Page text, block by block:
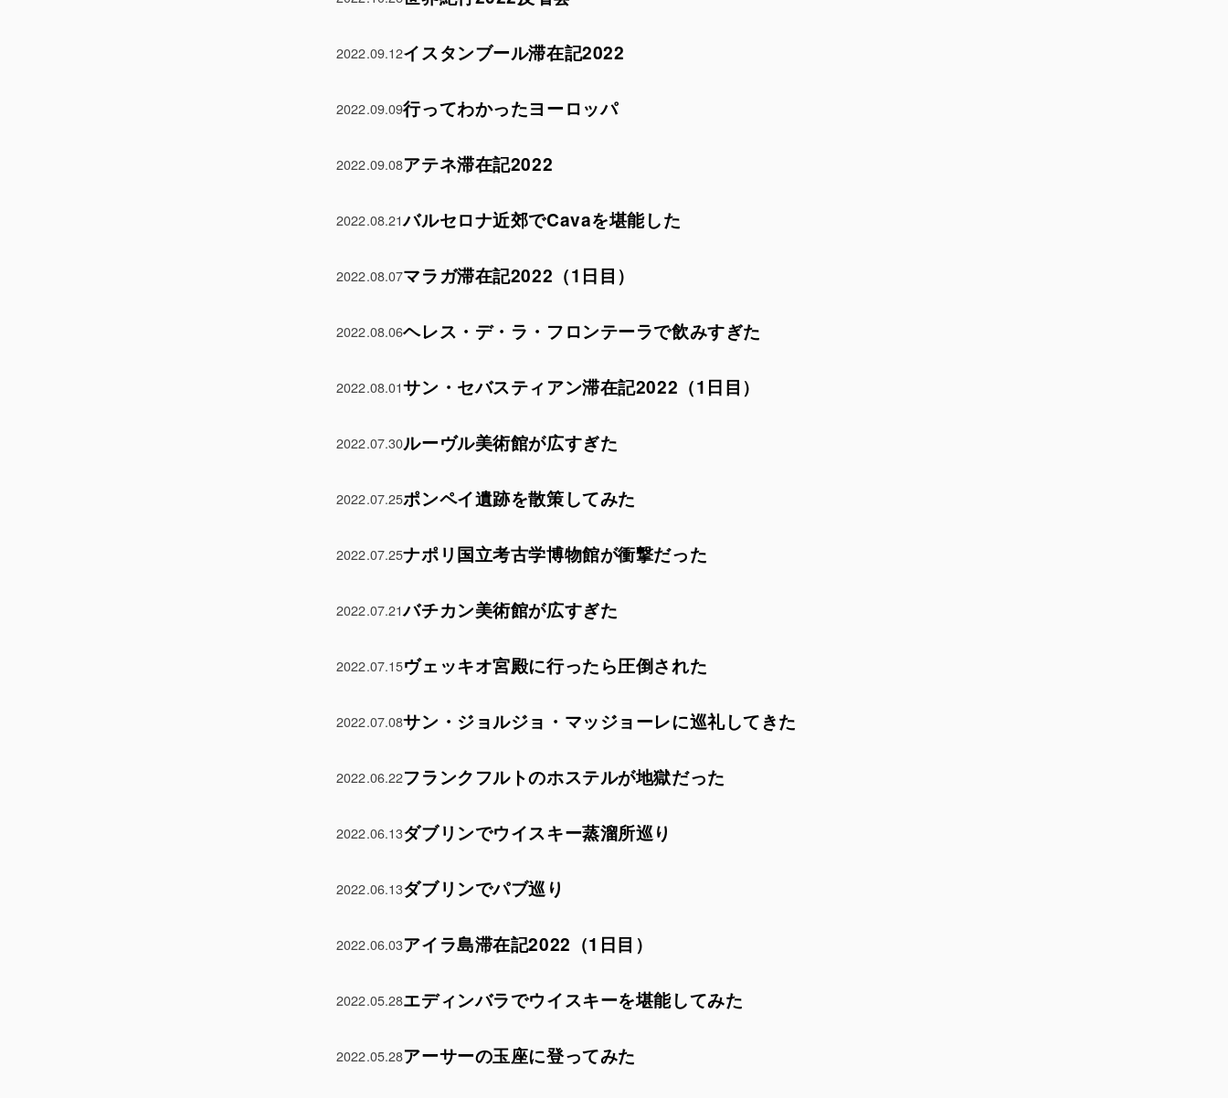
2022.09.12イスタンブール滞在記2022
2022.09.09行ってわかったヨーロッパ
2022.09.08アテネ滞在記2022
2022.08.21バルセロナ近郊でCavaを堪能した
2022.08.07マラガ滞在記2022（1日目）
2022.08.06ヘレス・デ・ラ・フロンテーラで飲みすぎた
2022.08.01サン・セバスティアン滞在記2022（1日目）
2022.07.30ルーヴル美術館が広すぎた
2022.07.25ポンペイ遺跡を散策してみた
2022.07.25ナポリ国立考古学博物館が衝撃だった
2022.07.21バチカン美術館が広すぎた
2022.07.15ヴェッキオ宮殿に行ったら圧倒された
2022.07.08サン・ジョルジョ・マッジョーレに巡礼してきた
2022.06.22フランクフルトのホステルが地獄だった
2022.06.13ダブリンでウイスキー蒸溜所巡り
2022.06.13ダブリンでパブ巡り
2022.06.03アイラ島滞在記2022（1日目）
2022.05.28エディンバラでウイスキーを堪能してみた
2022.05.28アーサーの玉座に登ってみた